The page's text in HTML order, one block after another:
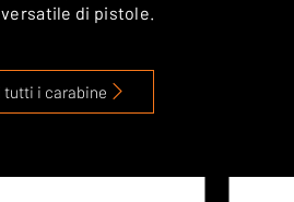
di pistole.
tutti i carabine